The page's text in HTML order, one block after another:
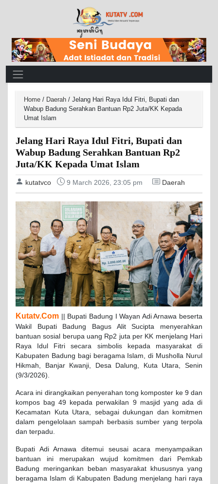
Main Navigation
Home / Daerah / Jelang Hari Raya Idul Fitri, Bupati dan
Wabup Badung Serahkan Bantuan Rp2 Juta/KK Kepada
Umat Islam
Jelang Hari Raya Idul Fitri, Bupati dan
Wabup Badung Serahkan Bantuan Rp2
Juta/KK Kepada Umat Islam
kutatvco 9 March 2026, 23:05 pm Daerah
Kutatv.Com || Bupati Badung I Wayan Adi Arnawa beserta
Wakil Bupati Badung Bagus Alit Sucipta menyerahkan
bantuan sosial berupa uang Rp2 juta per KK menjelang Hari
Raya Idul Fitri secara simbolis kepada masyarakat di
Kabupaten Badung bagi beragama Islam, di Musholla Nurul
Hikmah, Banjar Kwanji, Desa Dalung, Kuta Utara, Senin
(9/3/2026).
Acara ini dirangkaikan penyerahan tong komposter ke 9 dan
kompos bag 49 kepada perwakilan 9 masjid yang ada di
Kecamatan Kuta Utara, sebagai dukungan dan komitmen
dalam pengelolaan sampah berbasis sumber yang terpola
dan terpadu.
Bupati Adi Arnawa ditemui seusai acara menyampaikan
bantuan ini merupakan wujud komitmen dari Pemkab
Badung meringankan beban masyarakat khususnya yang
beragama Islam di Kabupaten Badung menjelang hari raya